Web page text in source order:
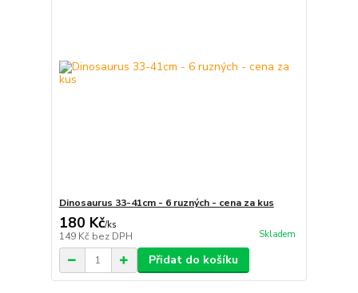
Dinosaurus 33-41cm - 6 ruzných - cena za kus
180 Kč/ks
149 Kč bez DPH Skladem
Přidat do košíku